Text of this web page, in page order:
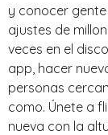
y conocer
ajustes de
veces en el
app, hacer
personas
como. Únete a
nueva con la